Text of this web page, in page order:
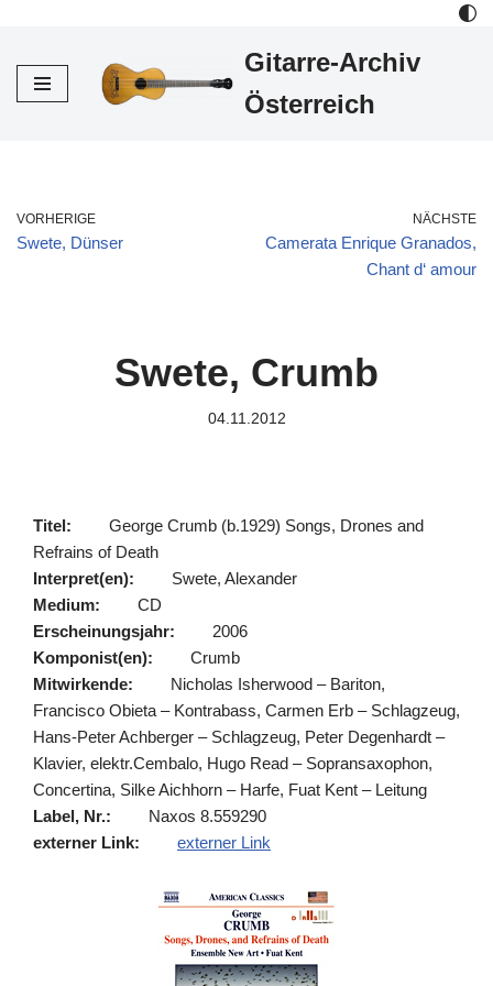
Inhalt
Gitarre-Archiv
Österreich
VORHERIGE
Swete, Dünser
NÄCHSTE
Camerata Enrique Granados,
Chant d‘ amour
Swete, Crumb
04.11.2012
Titel:
George Crumb (b.1929) Songs, Drones and
Refrains of Death
Interpret(en):
Swete, Alexander
Medium:
CD
Erscheinungsjahr:
2006
Komponist(en):
Crumb
Mitwirkende:
Nicholas Isherwood – Bariton,
Francisco Obieta – Kontrabass, Carmen Erb – Schlagzeug,
Hans-Peter Achberger – Schlagzeug, Peter Degenhardt –
Klavier, elektr.Cembalo, Hugo Read – Sopransaxophon,
Concertina, Silke Aichhorn – Harfe, Fuat Kent – Leitung
Label, Nr.:
Naxos 8.559290
externer Link:
externer Link